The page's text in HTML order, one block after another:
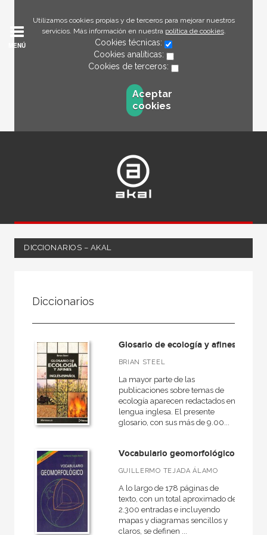
Utilizamos cookies propias y de terceros para mejorar nuestros
servicios. Más información en nuestra política de cookies.
Cookies técnicas:
Cookies analíticas:
Cookies de terceros:
Aceptar
cookies
MENÚ
DICCIONARIOS – AKAL
Ciencias naturales y técnicas
MATERIAS
Matemáticas
Física y Química
Astronomía
NUESTRAS COLECCIONES
50 Aniversario
Diccionarios
Glosario de ecología y afines
BRIAN STEEL
La mayor parte de las
publicaciones sobre temas de
ecología aparecen redactados en
lengua inglesa. El presente
glosario, con sus más de 9.00...
Vocabulario geomorfológico
GUILLERMO TEJADA ÁLAMO
A lo largo de 178 páginas de
texto, con un total aproximado de
2.300 entradas e incluyendo
mapas y diagramas sencillos y
claros, se definen ...